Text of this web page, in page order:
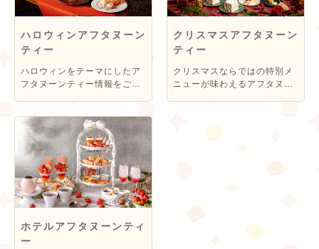
ハロウィンアフタヌーン
ティー
ハロウィンをテーマにしたア
フタヌーンティー情報をご紹
してみては♪
クリスマスアフタヌーン
ティー
クリスマスならではの特別メ
ニューが味わえるアフタヌー
ホテルアフタヌーンティ
ー